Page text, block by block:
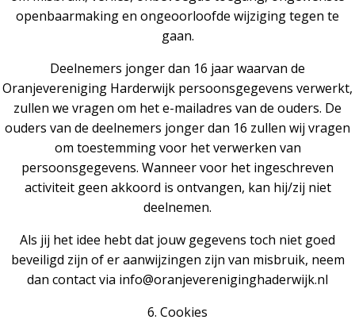
openbaarmaking en ongeoorloofde wijziging tegen te
gaan.
Deelnemers jonger dan 16 jaar waarvan de
Oranjevereniging Harderwijk persoonsgegevens verwerkt,
zullen we vragen om het e-mailadres van de ouders. De
ouders van de deelnemers jonger dan 16 zullen wij vragen
om toestemming voor het verwerken van
persoonsgegevens. Wanneer voor het ingeschreven
activiteit geen akkoord is ontvangen, kan hij/zij niet
deelnemen.
Als jij het idee hebt dat jouw gegevens toch niet goed
beveiligd zijn of er aanwijzingen zijn van misbruik, neem
dan contact via info@oranjevereniginghaderwijk.nl
6. Cookies